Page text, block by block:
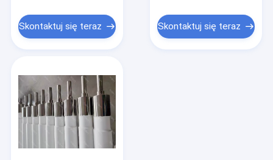
Skontaktuj się teraz Skontaktuj się teraz